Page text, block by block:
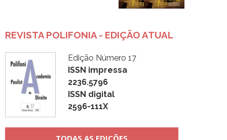
REVISTA POLIFONIA - EDIÇÃO ATUAL
Edição Número 17
ISSN impressa
2236.5796
ISSN digital
2596-111X
TODAS AS EDIÇÕES